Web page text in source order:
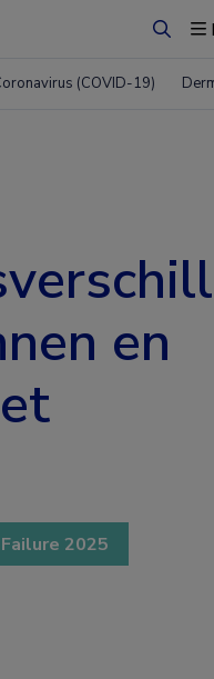
(COVID-19)
en
2025